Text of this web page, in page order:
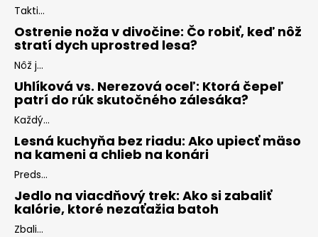
Takti...
Ostrenie noža v divočine: Čo robiť, keď nôž
stratí dych uprostred lesa?
Nôž j...
Uhlíková vs. Nerezová oceľ: Ktorá čepeľ
patrí do rúk skutočného zálesáka?
Každý...
Lesná kuchyňa bez riadu: Ako upiecť mäso
na kameni a chlieb na konári
Preds...
Jedlo na viacdňový trek: Ako si zabaliť
kalórie, ktoré nezaťažia batoh
Zbali...